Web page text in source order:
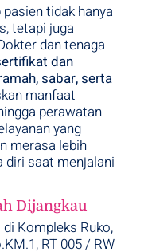
tidak hanya
tetapi juga
dan tenaga
dan
sabar, serta
manfaat
perawatan
yang
merasa lebih
diri saat menjalani
Dijangkau
Kompleks Ruko,
RT 005 / RW